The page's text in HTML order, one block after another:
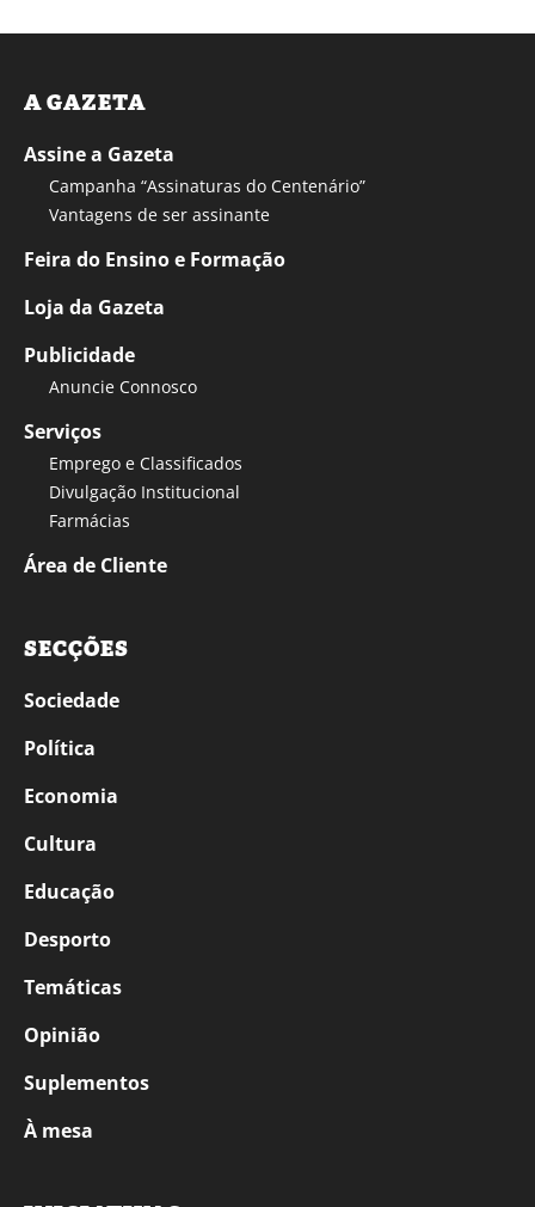
A GAZETA
Assine a Gazeta
Campanha “Assinaturas do Centenário”
Vantagens de ser assinante
Feira do Ensino e Formação
Loja da Gazeta
Publicidade
Anuncie Connosco
Serviços
Emprego e Classificados
Divulgação Institucional
Farmácias
Área de Cliente
SECÇÕES
Sociedade
Política
Economia
Cultura
Educação
Desporto
Temáticas
Opinião
Suplementos
À mesa